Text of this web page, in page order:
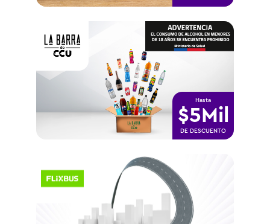
Hasta
$5Mil
DE DESCUENTO